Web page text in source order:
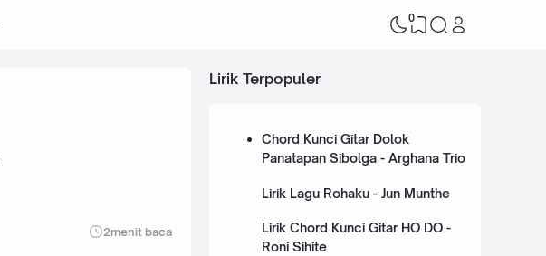
0
2menit baca
Lirik Terpopuler
Chord Kunci Gitar Dolok
Panatapan Sibolga - Arghana Trio
Lirik Lagu Rohaku - Jun Munthe
Lirik Chord Kunci Gitar HO DO -
Roni Sihite